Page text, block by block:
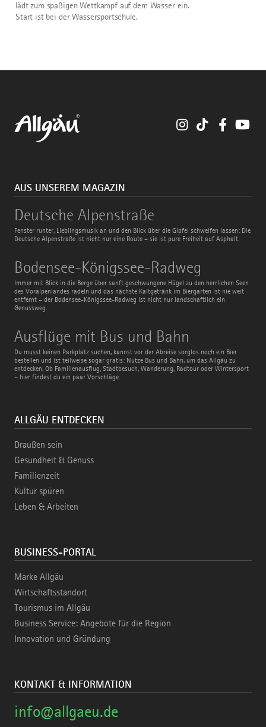
lädt zum spaßigen Wettkampf auf dem Wasser ein.
Start ist bei der Wassersportschule.
InstagramTikTok
AUS UNSEREM MAGAZIN
Deutsche Alpenstraße
Fenster runter, Lieblingsmusik an und den Blick über die Gipfel schweifen lassen: Die
Deutsche Alpenstraße ist nicht nur eine Route – sie ist pure Freiheit auf Asphalt.
Deutsche
Alpenstraße
Bodensee-Königssee-Radweg
Immer mit Blick in die Berge über sanft geschwungene Hügel zu den herrlichen Seen
des Voralpenlandes radeln und das nächste Kaltgetränk im Biergarten ist nie weit
entfernt – der Bodensee-Königssee-Radweg ist nicht nur landschaftlich ein
Genussweg.
Bodensee-
Königssee-
Radweg
Ausflüge mit Bus und Bahn
Du musst keinen Parkplatz suchen, kannst vor der Abreise sorglos noch ein Bier
bestellen und ist teilweise sogar gratis: Nutze Bus und Bahn, um das Allgäu zu
entdecken. Ob Familienausflug, Stadtbesuch, Wanderung, Radtour oder Wintersport
– hier findest du ein paar Vorschläge.
Ausflüge
mit
Bus
und
Bahn
ALLGÄU ENTDECKEN
Draußen sein
Gesundheit & Genuss
Familienzeit
Kultur spüren
Leben & Arbeiten
BUSINESS-PORTAL
Marke Allgäu
Wirtschaftsstandort
Tourismus im Allgäu
Business Service: Angebote für die Region
Innovation und Gründung
KONTAKT & INFORMATION
info@allgaeu.de